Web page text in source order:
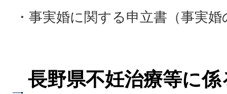
・事実婚に関する申立書（事実
長野県不妊治療等に